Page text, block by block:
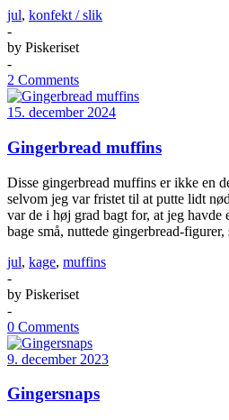
jul, konfekt / slik
-
by Piskeriset
-
2 Comments
15. december 2024
Gingerbread muffins
Disse gingerbread muffins er ikke en
selvom jeg var fristet til at putte lidt
var de i høj grad bagt for, at jeg havde
bage små, nuttede gingerbread-
jul, kage, muffins
-
by Piskeriset
-
0 Comments
9. december 2023
Gingersnaps